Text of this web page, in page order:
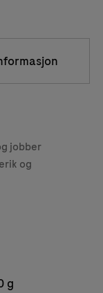
jobber
og
g